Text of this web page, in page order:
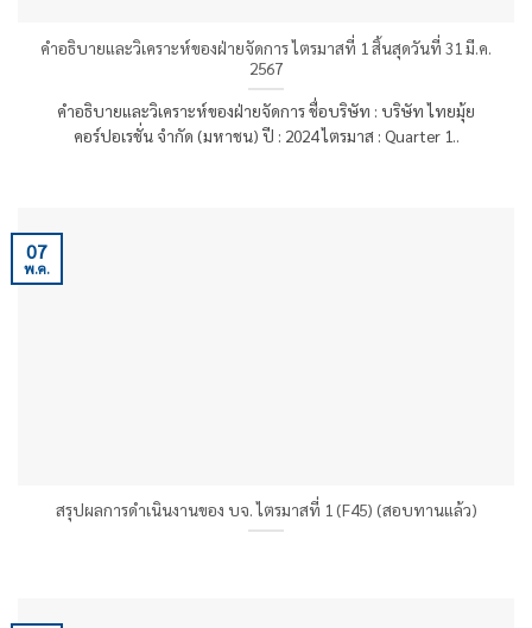
คำอธิบายและวิเคราะห์ของฝ่ายจัดการ ไตรมาสที่ 1 สิ้นสุดวันที่ 31 มี.ค.
2567
คำอธิบายและวิเคราะห์ของฝ่ายจัดการ ชื่อบริษัท : บริษัท ไทยมุ้ย
คอร์ปอเรชั่น จำกัด (มหาชน) ปี : 2024 ไตรมาส : Quarter 1..
สรุปผลการดำเนินงานของ บจ. ไตรมาสที่ 1 (F45) (สอบทานแล้ว)
07
พ.ค.